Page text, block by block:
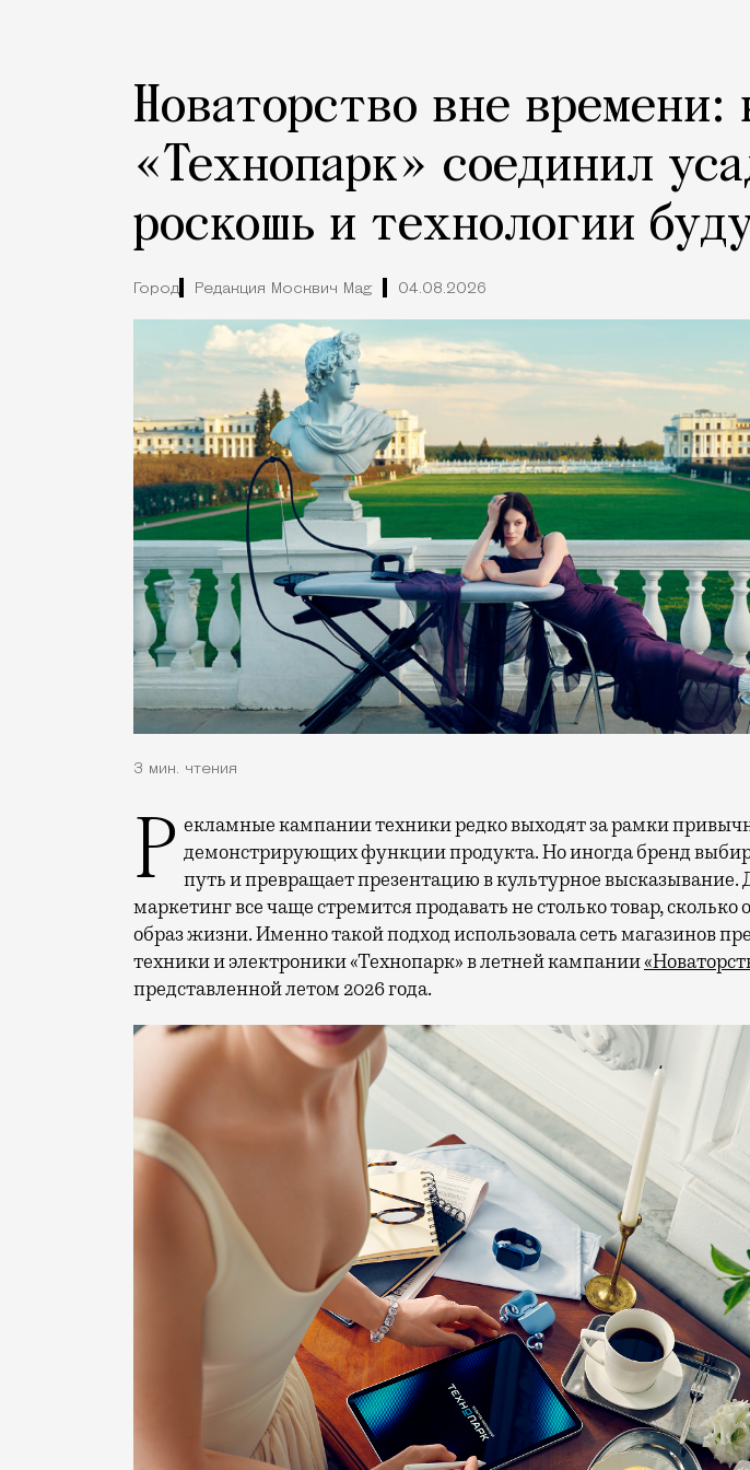
Новаторство вне времени:
«Технопарк» соединил
роскошь и технологии
Город Редакция Москвич Mag 04.08.2026
3 мин. чтения
Рекламные кампании техники редко выходят за рамки привычных съемок, демонстрирующих функции продукта. Но иногда бренд
путь и превращает презентацию в культурное
маркетинг все чаще стремится продавать не столько товар,
образ жизни. Именно такой подход использовала сеть магазинов
техники и электроники «Технопарк» в летней кампании
представленной летом 2026 года.